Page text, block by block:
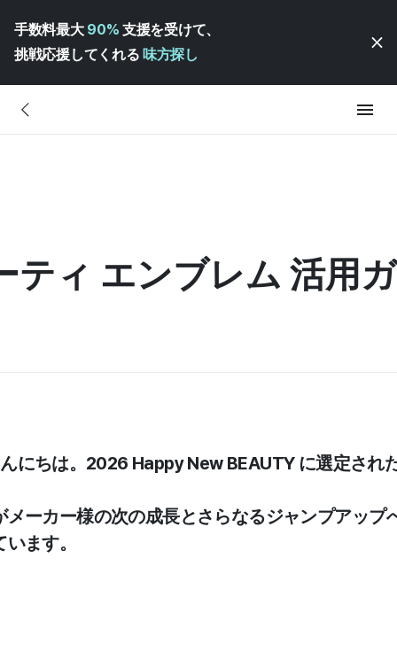
手数料最大 90% 支援を受けて、
挑戦応援してくれる 味方探し
ティ エンブレム 活用
にちは。2026 Happy New BEAUTY に選定され
メーカー様の次の成長とさらなるジャンプアップ
ます。